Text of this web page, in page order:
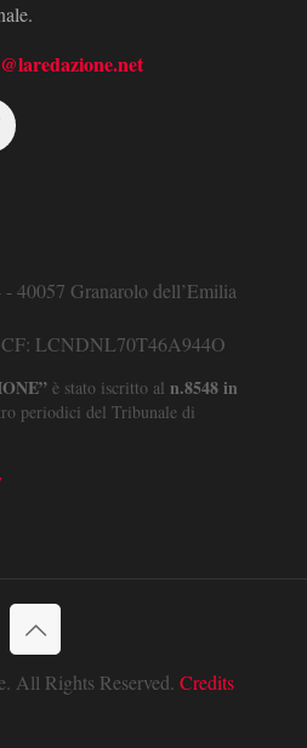
40057 Granarolo dell’Emilia
CF: LCNDNL70T46A944O
è stato iscritto al n.8548 in
periodici del Tribunale di
All Rights Reserved. Credits